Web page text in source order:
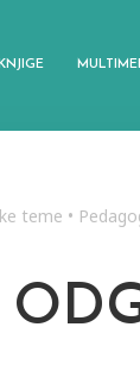
KNJIGE
teme •